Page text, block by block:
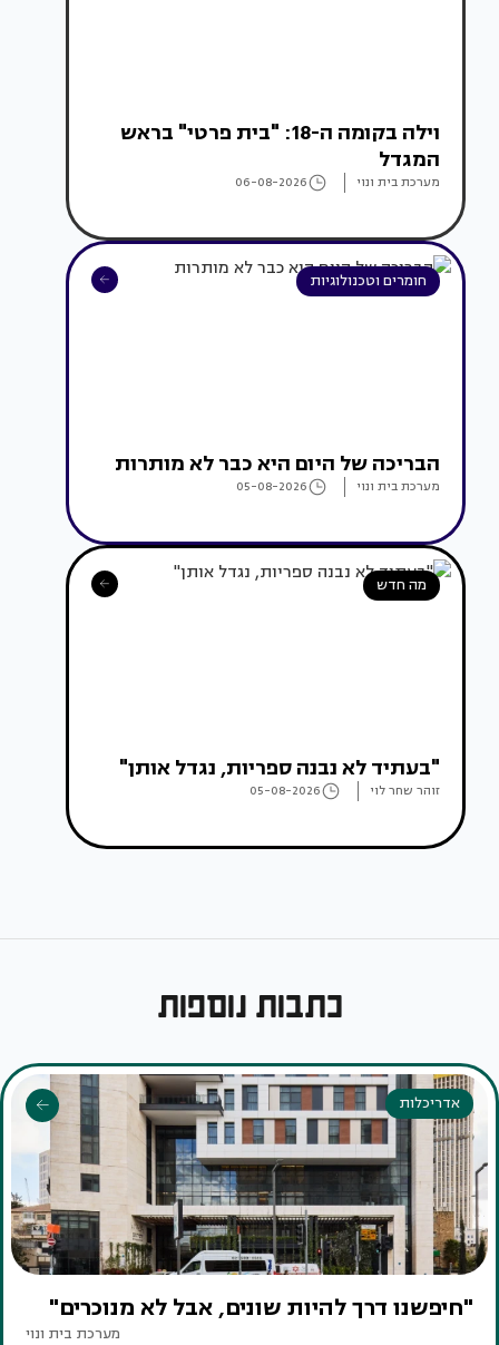
וילה בקומה ה-18: "בית פרטי" בראש
המגדל
מערכת בית ונוי 06-08-2026
חומרים וטכנולוגיות
הבריכה של היום היא כבר לא מותרות
מערכת בית ונוי 05-08-2026
מה חדש
"בעתיד לא נבנה ספריות, נגדל אותן"
זוהר שחר לוי 05-08-2026
כתבות נוספות
אדריכלות
"חיפשנו דרך להיות שונים, אבל לא מנוכרים"
מערכת בית ונוי